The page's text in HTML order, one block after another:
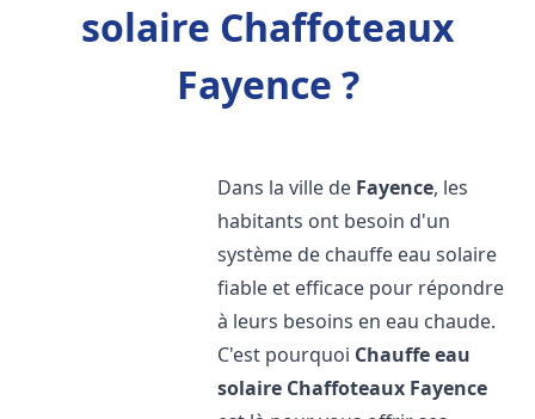
solaire Chaffoteaux
Fayence ?
Dans la ville de Fayence, les
habitants ont besoin d'un
système de chauffe eau solaire
fiable et efficace pour répondre
à leurs besoins en eau chaude.
C'est pourquoi Chauffe eau
solaire Chaffoteaux Fayence